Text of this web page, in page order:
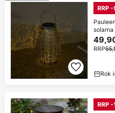
RRP -
RRP
Rok
RRP -